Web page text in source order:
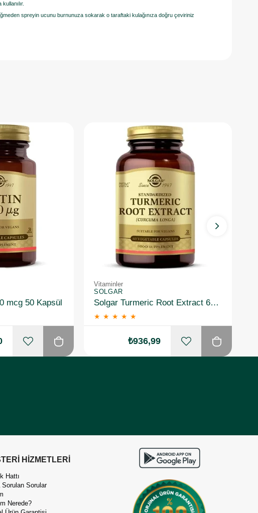
spreyin ucunu burnunuza sokarak o taraftaki kulağınıza doğru çeviriniz
mcg 50 Kapsül
Vitaminler
SOLGAR
Solgar Turmeric Root Extract 60 Kapsül
★ ★ ★ ★ ★
₺936,99
HİZMETLERİ
Hattı
Sorulan Sorular
Nerede?